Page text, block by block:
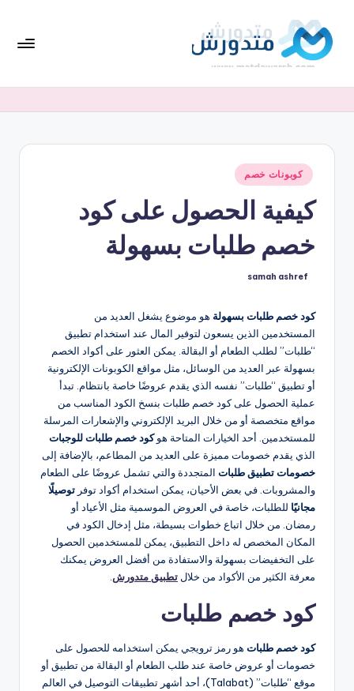
التجاوز
بي
مت
والخصومات
كوبونات
أكواد
الخصم
بشكل
متجدد
نُشر
في
كوبونات خصم
كيفية الحصول على كود
خصم طلبات بسهولة
تمّ
samah ashref
كود خصم طلبات بسهولة هو موضوع يشغل العديد من
المستخدمين الذين يسعون لتوفير المال عند استخدام تطبيق
“طلبات” لطلب الطعام أو البقالة. يمكن العثور على أكواد الخصم
بسهولة عبر العديد من الوسائل، مثل مواقع الكوبونات الإلكترونية
أو تطبيق “طلبات” نفسه الذي يقدم عروضًا خاصة بانتظام. تبدأ
عملية الحصول على كود خصم طلبات بنسخ الكود المناسب من
مواقع متخصصة أو من خلال البريد الإلكتروني والإشعارات المرسلة
للمستخدمين. أحد الخيارات المتاحة هوكود خصم طلبات للوجبات
الذي يقدم خصومات مميزة على العديد من المطاعم، بالإضافة إلى
خصومات تطبيق طلبات المتجددة والتي تشمل عروضًا على الطعام
والمشروبات. في بعض الأحيان، يمكن استخدام أكواد توفر توصيلًا
مجانيًا للطلبات، خاصة في العروض الموسمية مثل الأعياد أو
رمضان. من خلال اتباع خطوات بسيطة، مثل إدخال الكود في
المكان المخصص له داخل التطبيق، يمكن للمستخدمين الحصول
على التخفيضات بسهولة والاستفادة من أفضل العروض​ يمكنك
معرفة الكثير من الأكواد من خلال تطبيق متدورش
كود خصم طلبات
كود خصم طلبات هو رمز ترويجي يمكن استخدامه للحصول على
خصومات أو عروض خاصة عند طلب الطعام أو البقالة من تطبيق أو
موقع “طلبات” (Talabat)، أحد أشهر تطبيقات التوصيل في العالم